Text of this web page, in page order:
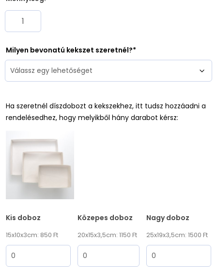
Milyen bevonatú kekszet szeretnél?
Ha szeretnél díszdobozt a kekszekhez, itt tudsz hozzáadni a
rendelésedhez, hogy melyikből hány darabot kérsz:
Kis doboz
15x10x3cm: 850 Ft
Közepes doboz
20x15x3,5cm: 1150 Ft
Nagy doboz
25x19x3,5cm: 1500 Ft